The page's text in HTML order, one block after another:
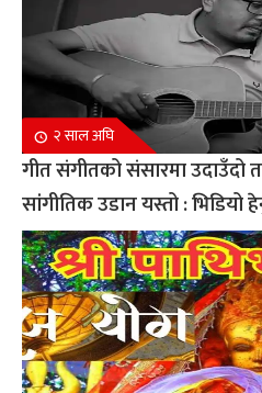
२ साल अघि
गीत संगीतको संसारमा उदाउँदो
सांगीतिक उडान यस्तो : भिडियो